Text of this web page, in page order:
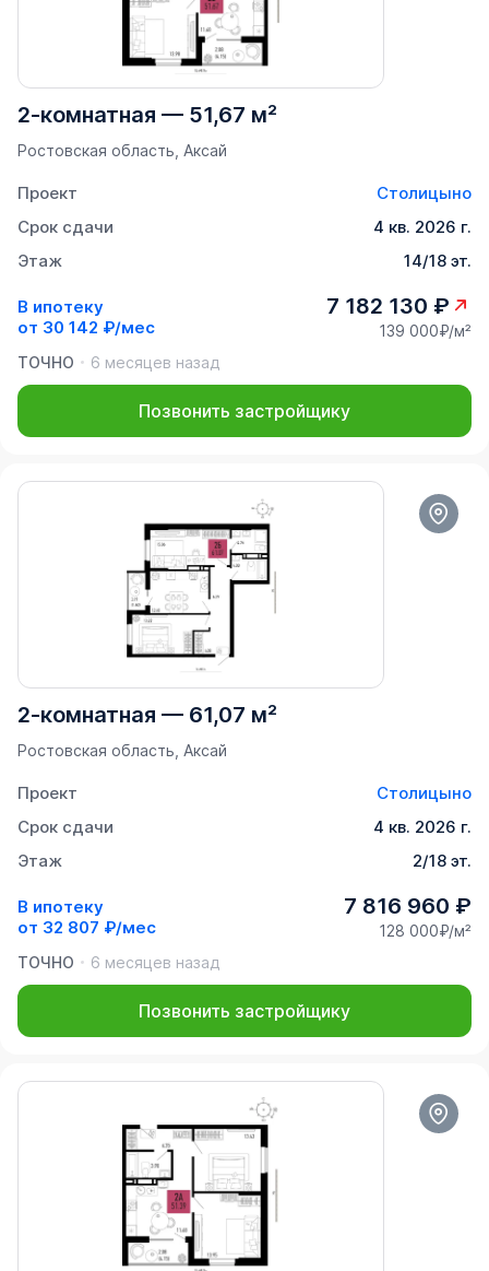
2-комнатная — 51,67 м²
Ростовская область, Аксай
Проект
Столицыно
Срок сдачи
4 кв. 2026 г.
Этаж
14/18 эт.
В ипотеку
от 30 142 ₽/мес
7 182 130 ₽
139 000₽/м²
ТОЧНО
6 месяцев назад
Позвонить застройщику
2-комнатная — 61,07 м²
Ростовская область, Аксай
Проект
Столицыно
Срок сдачи
4 кв. 2026 г.
Этаж
2/18 эт.
В ипотеку
от 32 807 ₽/мес
7 816 960 ₽
128 000₽/м²
ТОЧНО
6 месяцев назад
Позвонить застройщику